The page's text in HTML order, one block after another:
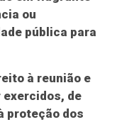
ou
pública para
à reunião e
exercidos, de
proteção dos